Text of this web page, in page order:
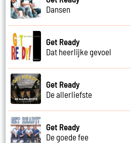
Dansen
Get Ready
Dat heerlijke gevoel
Get Ready
De allerliefste
Get Ready
De goede fee